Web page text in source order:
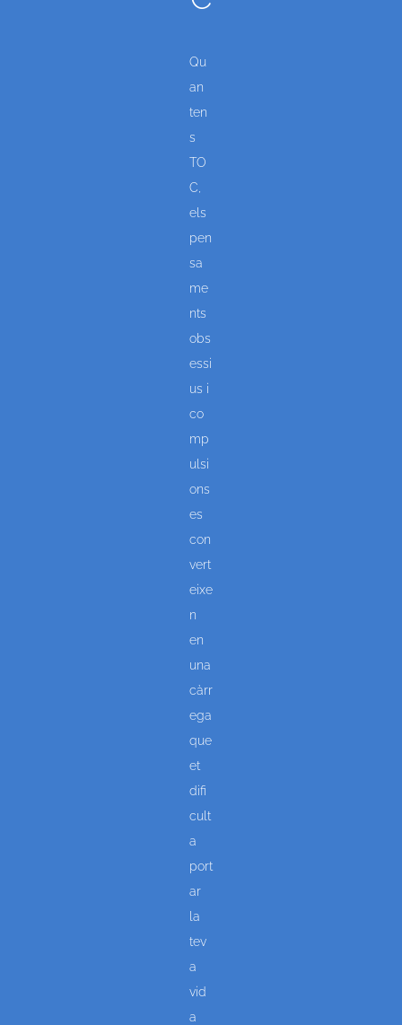
Qu
an
ten
s
TO
C,
els
pen
sa
me
nts
obs
essi
us i
co
mp
ulsi
ons
es
con
vert
eixe
n
en
una
càrr
ega
que
et
difi
cult
a
port
ar
la
tev
a
vid
a